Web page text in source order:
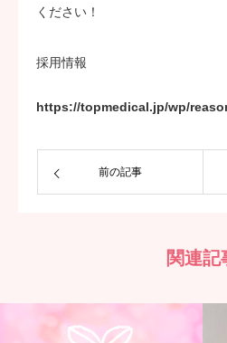
ください！
採用情報
https://topmedical.jp/wp/
前の記事
関連記